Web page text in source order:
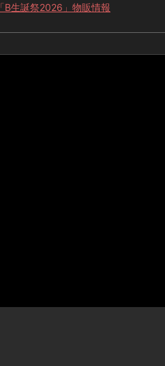
「B生誕祭2026」物販情報